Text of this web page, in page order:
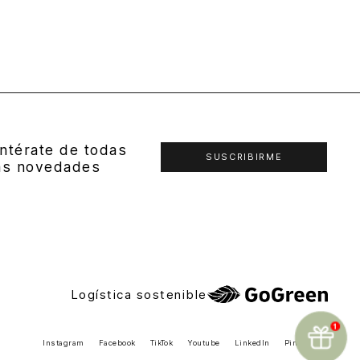
de todas
novedades
SUSCRIBIRME
Logística sostenible
Instagram Facebook TikTok Youtube LinkedIn Pinterest